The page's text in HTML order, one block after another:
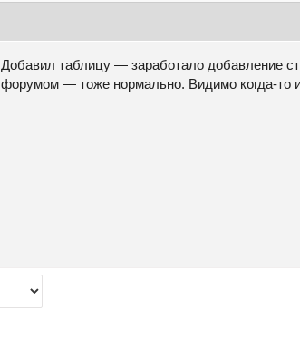
Добавил таблицу — заработало добавление
форумом — тоже нормально. Видимо когда-то